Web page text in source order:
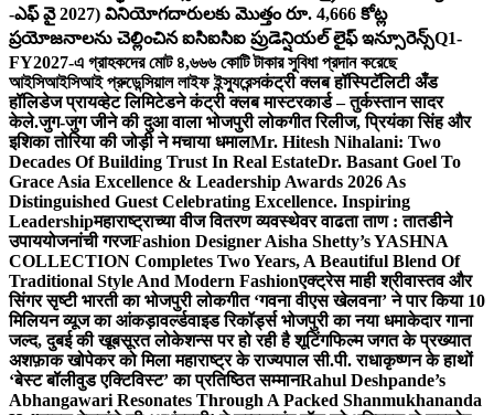
-ఎఫ్ వై 2027) వినియోగదారులకు మొత్తం రూ. 4,666 కోట్ల
ప్రయోజనాలను చెల్లించిన ఐసిఐసిఐ ప్రుడెన్షియల్ లైఫ్ ఇన్సూరెన్స్Q1-
FY2027-এ গ্রাহকদের মোট ৪,৬৬৬ কোটি টাকার সুবিধা প্রদান করেছে
আইসিআইসিআই প্রুডেন্সিয়াল লাইফ ইন্স্যুরেন্সकंट्री क्लब हॉस्पिटॅलिटी अँड
हॉलिडेज प्रायव्हेट लिमिटेडने कंट्री क्लब मास्टरकार्ड – तुर्कस्तान सादर
केले.जुग-जुग जीने की दुआ वाला भोजपुरी लोकगीत रिलीज, प्रियंका सिंह और
इशिका तोरिया की जोड़ी ने मचाया धमालMr. Hitesh Nihalani: Two
Decades Of Building Trust In Real EstateDr. Basant Goel To
Grace Asia Excellence & Leadership Awards 2026 As
Distinguished Guest Celebrating Excellence. Inspiring
Leadershipमहाराष्ट्राच्या वीज वितरण व्यवस्थेवर वाढता ताण : तातडीने
उपाययोजनांची गरजFashion Designer Aisha Shetty’s YASHNA
COLLECTION Completes Two Years, A Beautiful Blend Of
Traditional Style And Modern Fashionएक्ट्रेस माही श्रीवास्तव और
सिंगर सृष्टी भारती का भोजपुरी लोकगीत ‘गवना वीएस खेलवना’ ने पार किया 10
मिलियन व्यूज का आंकड़ावर्ल्डवाइड रिकॉर्ड्स भोजपुरी का नया धमाकेदार गाना
जल्द, दुबई की खूबसूरत लोकेशन्स पर हो रही है शूटिंगफिल्म जगत के प्रख्यात
अशफ़ाक खोपेकर को मिला महाराष्ट्र के राज्यपाल सी.पी. राधाकृष्णन के हाथों
‘बेस्ट बॉलीवुड एक्टिविस्ट’ का प्रतिष्ठित सम्मानRahul Deshpande’s
Abhangawari Resonates Through A Packed Shanmukhananda